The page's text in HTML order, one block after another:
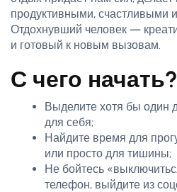
продуктивными, счастливыми
Отдохнувший человек —
и готовый к новым вызовам.
С чего начать?
Выделите хотя бы один
для себя;
Найдите время для
или просто для тишины;
Не бойтесь
телефон, выйдите из